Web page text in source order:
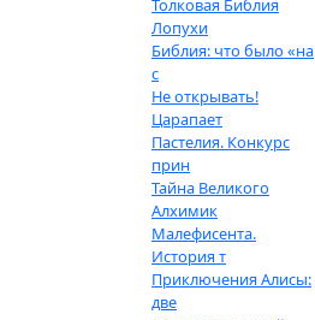
Толковая Библия
Лопухи
Библия: что было «на
с
Не открывать!
Царапает
Пастелия. Конкурс
прин
Тайна Великого
Алхимик
Малефисента.
История т
Приключения Алисы:
две